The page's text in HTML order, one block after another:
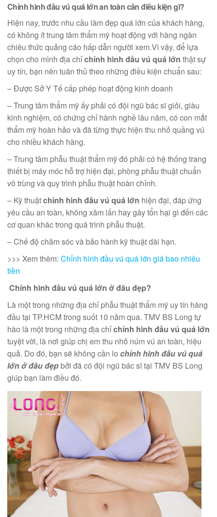
Chỉnh hình đầu vú quá lớn an toàn cần điều kiện gì?
Hiện nay, trước nhu cầu làm đẹp quá lớn của khách hàng,
có không ít trung tâm thẩm mỹ hoạt động với hàng ngàn
chiêu thức quảng cáo hấp dẫn người xem.Vì vậy, để lựa
chọn cho mình địa chỉchỉnh hình đầu vú quá lớn thật sự
uy tín, bạn nên tuân thủ theo những điều kiện chuẩn sau:
– Được Sở Y Tế cấp phép hoạt động kinh doanh
– Trung tâm thẩm mỹ ấy phải có đội ngũ bác sĩ giỏi, giàu
kinh nghiệm, có chứng chỉ hành nghề lâu năm, có con mắt
thẩm mỹ hoàn hảo và đã từng thực hiện thu nhỏ quầng vú
cho nhiều khách hàng.
– Trung tâm phẫu thuật thẩm mỹ đó phải có hệ thống trang
thiết bị máy móc hỗ trợ hiện đại, phòng phẫu thuật chuẩn
vô trùng và quy trình phẫu thuật hoàn chỉnh.
– Kỹ thuậtchỉnh hình đầu vú quá lớn hiện đại, đáp ứng
yêu cầu an toàn, không xâm lấn hay gây tổn hại gì đến các
cơ quan khác trong quá trình phẫu thuật.
– Chế độ chăm sóc và bảo hành kỹ thuật dài hạn.
>>> Xem thêm: Chỉnh hình đầu vú quá lớn giá bao nhiêu
tiền
Chỉnh hình đầu vú quá lớn ở đâu đẹp?
Là một trong những địa chỉ phẫu thuật thẩm mỹ uy tín hàng
đầu tại TP.HCM trong suốt 10 năm qua. TMV BS Long tự
hào là một trong những địa chỉchỉnh hình đầu vú quá lớn
tuyệt vời, là nơi giúp chị em thu nhỏ núm vú an toàn, hiệu
quả. Do đó, bạn sẽ không cần lo chỉnh hình đầu vú quá
lớn ở đâu đẹp bởi đã có đội ngũ bác sĩ tại TMV BS Long
giúp bạn làm điều đó.